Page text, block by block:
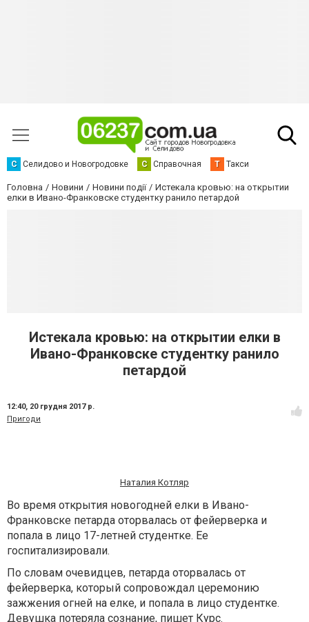
С Селидово и Новогродовке С Справочная Т Такси
Головна Новини Новини події
Истекала кровью: на открытии
елки в Ивано-Франковске студентку ранило петардой
Истекала кровью: на открытии елки в
Ивано-Франковске студентку ранило
петардой
12:40, 20 грудня 2017 р.
Пригоди
Наталия Котляр
Во время открытия новогодней елки в Ивано-
Франковске петарда оторвалась от фейерверка и
попала в лицо 17-летней студентке. Ее
госпитализировали.
По словам очевидцев, петарда оторвалась от
фейерверка, который сопровождал церемонию
зажжения огней на елке, и попала в лицо студентке.
Девушка потеряла сознание, пишет Курс.